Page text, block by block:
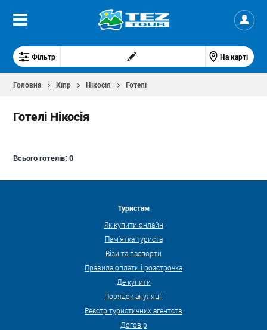
Фільтр На карті
Головна Кіпр Нікосія Готелі
Готелі Нікосія
Всього готелів:0
Туристам
Як купити онлайн
Пам'ятка туриста
Візи та паспорти
Правила оплати і розстрочка
Де купити
Порядок ануляції
Реєстр туристичних агентств
Договір